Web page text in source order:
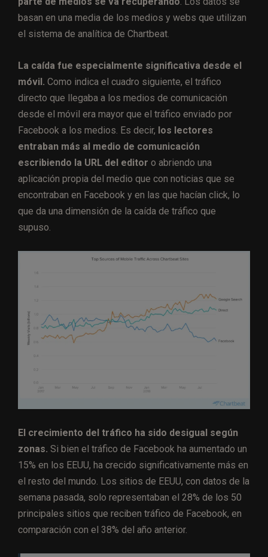
basan en una media de los medios y webs que utilizan
el sistema de analítica de Chartbeat.
La caída fue especialmente significativa desde el
móvil. Como indica el cuadro siguiente, el tráfico
directo que llegaba a los medios de comunicación
desde el móvil era mayor que el tráfico enviado por
Facebook a los medios. Es decir, los lectores
entraban más al medio de comunicación
escribiendo la URL del editor o abriendo una
aplicación propia del medio que con noticias que se
encontraban en Facebook y en las que hacían click, lo
que da una dimensión de la caída de tráfico que
supuso.
El crecimiento del tráfico ha sido desigual según
zonas. Si bien el tráfico de Facebook ha aumentado un
15% en los EEUU, ha crecido significativamente más en
el resto del mundo. Los sitios de EEUU, con datos de la
semana pasada, solo representaban el 28% de los 50
principales sitios que reciben tráfico de Facebook, en
comparación con el 38% del año anterior.